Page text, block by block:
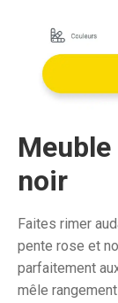
noir
Faites rimer
pente rose et
parfaitement
mêle